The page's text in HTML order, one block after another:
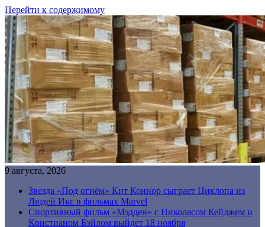
Перейти к содержимому
9 августа, 2026
Звезда «Под огнём» Кит Коннор сыграет Циклопа из
Людей Икс в фильмах Marvel
Спортивный фильм «Мэдден» с Николасом Кейджем и
Кристианом Бэйлом выйдет 18 ноября